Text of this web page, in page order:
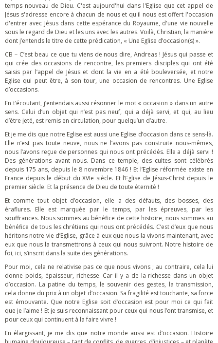
temps nouveau de Dieu. C'est aujourd'hui dans l'Eglise que cet appel de
Jésus s'adresse encore à chacun de nous et qu'il nous est offert l'occasion
d'entrer avec Jésus dans cette espérance du Royaume, d'une vie nouvelle
sous le regard de Dieu et les uns avec les autres. Voilà, Christian, la manière
dont j’entends le titre de cette prédication, « Une Eglise d’occasion(s) ».
CB – C’est beau ce que tu viens de nous dire, Andreas ! Jésus qui passe et
qui crée des occasions de rencontre, les premiers disciples qui ont été
saisis par l’appel de Jésus et dont la vie en a été bouleversée, et notre
Eglise qui peut être, à son tour, une occasion de rencontres. Une Eglise
d’occasions.
En t’écoutant, j’entendais aussi résonner le mot « occasion » dans un autre
sens. Celui d’un objet qui n’est pas neuf, qui a déjà servi, et qui, au lieu
d’être jeté, est remis en circulation, pour quelqu’un d’autre.
Et je me dis que notre Eglise est aussi une Eglise d’occasion dans ce sens-là.
Elle n’est pas toute neuve, nous ne l’avons pas construite nous-mêmes,
nous l’avons reçue de personnes qui nous ont précédés. Elle a déjà servi !
Des générations avant nous. Dans ce temple, des cultes sont célébrés
depuis 175 ans, depuis le 8 novembre 1846 ! Et l’Eglise réformée existe en
France depuis le début du XVIe siècle. Et l’Eglise de Jésus-Christ depuis le
premier siècle. Et la présence de Dieu de toute éternité !
Et comme tout objet d’occasion, elle a des défauts, des bosses, des
éraflures. Elle est marquée par le temps, par les épreuves, par les
souffrances. Nous sommes au bénéfice de cette histoire, nous sommes au
bénéfice de tous les chrétiens qui nous ont précédés. C’est d’eux que nous
héritons notre vie d’Eglise, grâce à eux que nous la vivons maintenant, avec
eux que nous la transmettrons à ceux qui nous suivront. Notre histoire de
foi, ici, s’inscrit dans la suite des générations.
Pour moi, cela ne relativise pas ce que nous vivons ; au contraire, cela lui
donne poids, épaisseur, richesse. Car il y a de la richesse dans un objet
d’occasion. La patine du temps, le souvenir des gestes, la transmission,
cela donne du prix à un objet d’occasion. Sa fragilité est touchante, sa force
est émouvante. Que notre Eglise soit d’occasion est pour moi ce qui fait
que je l’aime ! Et je suis reconnaissant pour ceux qui nous l’ont transmise, et
pour ceux qui continuent à la faire vivre !
En élargissant, je me dis que notre monde aussi est d’occasion. Histoire